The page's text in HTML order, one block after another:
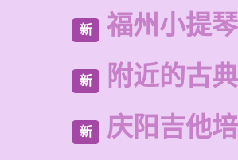
新 福州小提
新 附近的古
新 庆阳吉他